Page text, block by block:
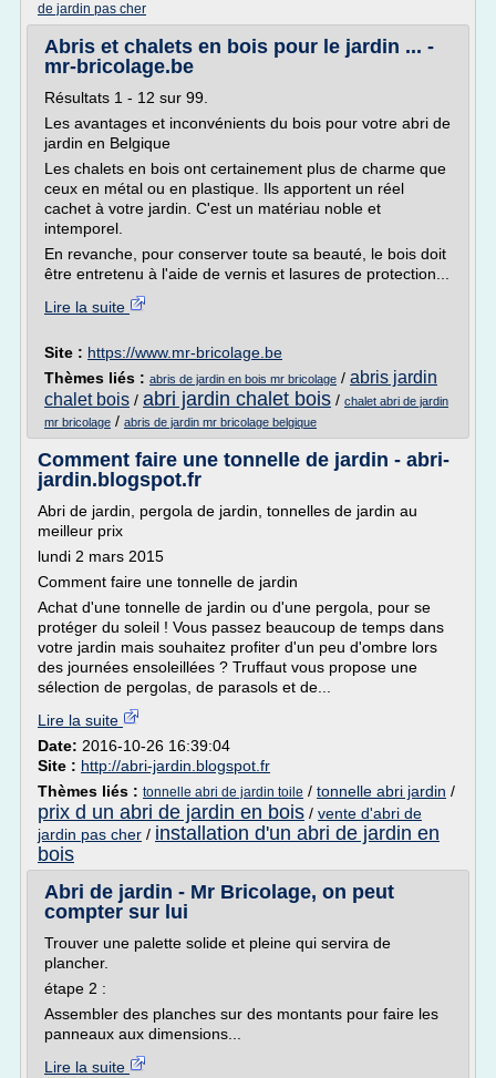
de jardin pas cher
Abris et chalets en bois pour le jardin ... -
mr-bricolage.be
Résultats 1 - 12 sur 99.
Les avantages et inconvénients du bois pour votre abri de
jardin en Belgique
Les chalets en bois ont certainement plus de charme que
ceux en métal ou en plastique. Ils apportent un réel
cachet à votre jardin. C'est un matériau noble et
intemporel.
En revanche, pour conserver toute sa beauté, le bois doit
être entretenu à l'aide de vernis et lasures de protection...
Lire la suite
Site : https://www.mr-bricolage.be
Thèmes liés : abris de jardin en bois mr bricolage / abris jardin
chalet bois / abri jardin chalet bois / chalet abri de jardin
mr bricolage / abris de jardin mr bricolage belgique
Comment faire une tonnelle de jardin - abri-
jardin.blogspot.fr
Abri de jardin, pergola de jardin, tonnelles de jardin au
meilleur prix
lundi 2 mars 2015
Comment faire une tonnelle de jardin
Achat d'une tonnelle de jardin ou d'une pergola, pour se
protéger du soleil ! Vous passez beaucoup de temps dans
votre jardin mais souhaitez profiter d'un peu d'ombre lors
des journées ensoleillées ? Truffaut vous propose une
sélection de pergolas, de parasols et de...
Lire la suite
Date: 2016-10-26 16:39:04
Site : http://abri-jardin.blogspot.fr
Thèmes liés : tonnelle abri de jardin toile / tonnelle abri jardin /
prix d un abri de jardin en bois / vente d'abri de
jardin pas cher / installation d'un abri de jardin en
bois
Abri de jardin - Mr Bricolage, on peut
compter sur lui
Trouver une palette solide et pleine qui servira de
plancher.
étape 2 :
Assembler des planches sur des montants pour faire les
panneaux aux dimensions...
Lire la suite